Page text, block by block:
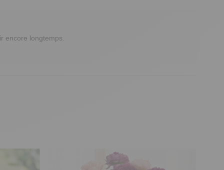
encore longtemps.